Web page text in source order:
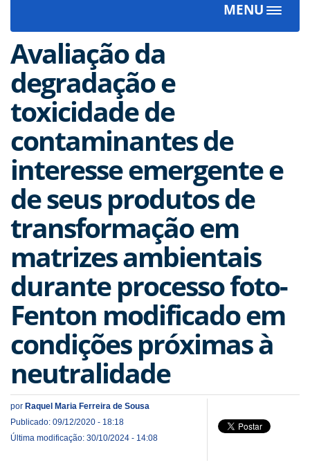
MENU
Toggle
Avaliação da
degradação e
toxicidade de
contaminantes de
interesse emergente e
de seus produtos de
transformação em
matrizes ambientais
durante processo foto-
Fenton modificado em
condições próximas à
neutralidade
por Raquel Maria Ferreira de Sousa
Publicado: 09/12/2020 - 18:18
Última modificação: 30/10/2024 - 14:08